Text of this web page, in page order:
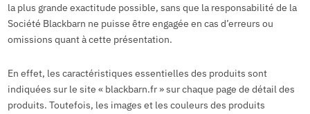
la plus grande exactitude possible, sans que la responsabilité de la
Société Blackbarn ne puisse être engagée en cas d’erreurs ou
omissions quant à cette présentation.
En effet, les caractéristiques essentielles des produits sont
indiquées sur le site « blackbarn.fr » sur chaque page de détail des
produits. Toutefois, les images et les couleurs des produits